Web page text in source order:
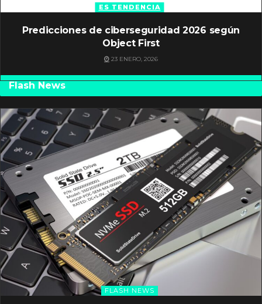
ES TENDENCIA
Predicciones de ciberseguridad 2026 según
Object First
23 ENERO, 2026
Flash News
FLASH NEWS